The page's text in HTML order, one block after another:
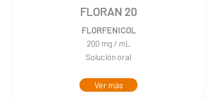
FLORAN 20
FLORFENICOL
200 mg / mL
Solución oral
Ver más